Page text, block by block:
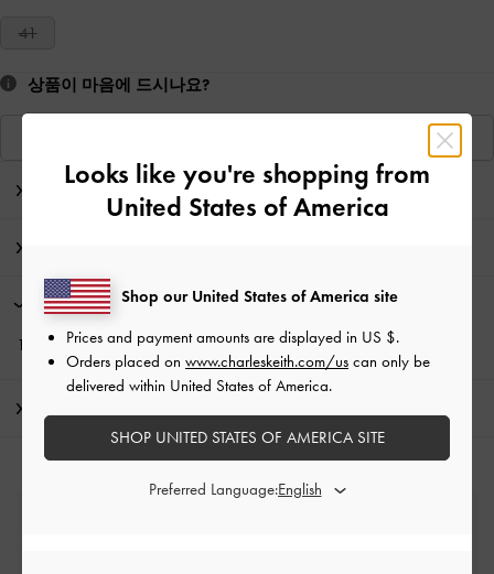
41
상품이 마음에 드시나요?
프로모션
10% 할인*, 뉴스레터 구독과회원가입*으로 만나보세요!
Looks like you're shopping from
United States of America
Shop our United States of America site
Prices and payment amounts are displayed in US $.
Orders placed on www.charleskeith.com/us can only be
delivered within United States of America.
SHOP UNITED STATES OF AMERICA SITE
Preferred Language: